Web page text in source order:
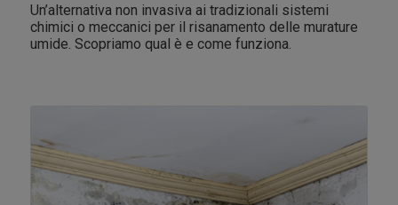
Un’alternativa non invasiva ai tradizionali sistemi
chimici o meccanici per il risanamento delle murature
umide. Scopriamo qual è e come funziona.